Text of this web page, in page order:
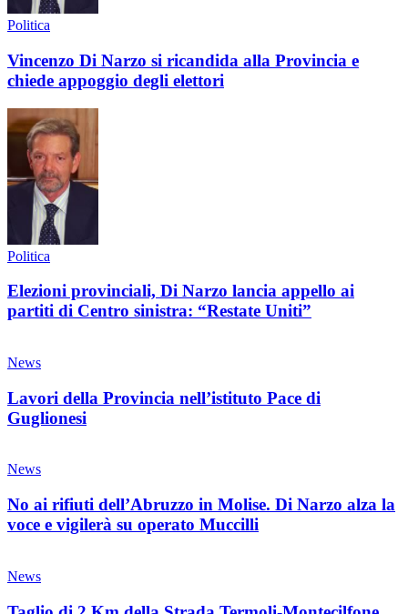
Politica
Vincenzo Di Narzo si ricandida alla Provincia e
chiede appoggio degli elettori
Politica
Elezioni provinciali, Di Narzo lancia appello ai
partiti di Centro sinistra: “Restate Uniti”
News
Lavori della Provincia nell’istituto Pace di
Guglionesi
News
No ai rifiuti dell’Abruzzo in Molise. Di Narzo alza la
voce e vigilerà su operato Muccilli
News